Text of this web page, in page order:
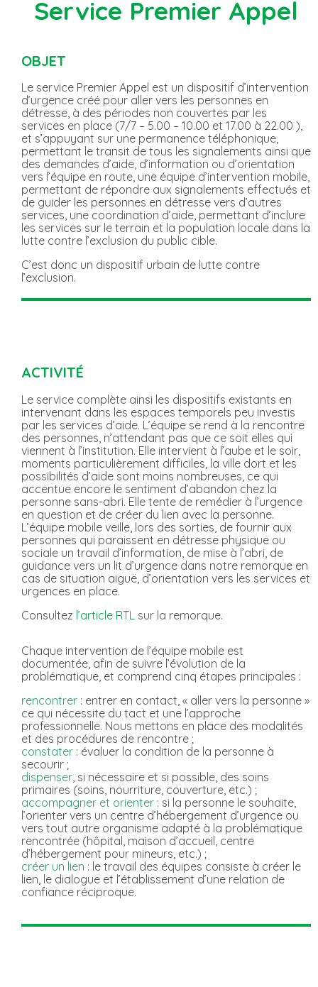
Service Premier Appel
OBJET
Le service Premier Appel est un dispositif d’intervention
d’urgence créé pour aller vers les personnes en
détresse, à des périodes non couvertes par les
services en place (7/7 – 5.00 – 10.00 et 17.00 à 22.00 ),
et s’appuyant sur une permanence téléphonique,
permettant le transit de tous les signalements ainsi que
des demandes d’aide, d’information ou d’orientation
vers l’équipe en route, une équipe d’intervention mobile,
permettant de répondre aux signalements effectués et
de guider les personnes en détresse vers d’autres
services, une coordination d’aide, permettant d’inclure
les services sur le terrain et la population locale dans la
lutte contre l’exclusion du public cible.
C’est donc un dispositif urbain de lutte contre
l’exclusion.
ACTIVITÉ
Le service complète ainsi les dispositifs existants en
intervenant dans les espaces temporels peu investis
par les services d’aide. L’équipe se rend à la rencontre
des personnes, n’attendant pas que ce soit elles qui
viennent à l’institution. Elle intervient à l’aube et le soir,
moments particulièrement difficiles, la ville dort et les
possibilités d’aide sont moins nombreuses, ce qui
accentue encore le sentiment d’abandon chez la
personne sans-abri. Elle tente de remédier à l’urgence
en question et de créer du lien avec la personne.
L’équipe mobile veille, lors des sorties, de fournir aux
personnes qui paraissent en détresse physique ou
sociale un travail d’information, de mise à l’abri, de
guidance vers un lit d’urgence dans notre remorque en
cas de situation aiguë, d’orientation vers les services et
urgences en place.
Consultez l’article RTL sur la remorque.
Chaque intervention de l’équipe mobile est
documentée, afin de suivre l’évolution de la
problématique, et comprend cinq étapes principales :
rencontrer : entrer en contact, « aller vers la personne »
ce qui nécessite du tact et une l’approche
professionnelle. Nous mettons en place des modalités
et des procédures de rencontre ;
constater : évaluer la condition de la personne à
secourir ;
dispenser , si nécessaire et si possible, des soins
primaires (soins, nourriture, couverture, etc.) ;
accompagner et orienter : si la personne le souhaite,
l’orienter vers un centre d’hébergement d’urgence ou
vers tout autre organisme adapté à la problématique
rencontrée (hôpital, maison d’accueil, centre
d’hébergement pour mineurs, etc.) ;
créer un lien : le travail des équipes consiste à créer le
lien, le dialogue et l’établissement d’une relation de
confiance réciproque.